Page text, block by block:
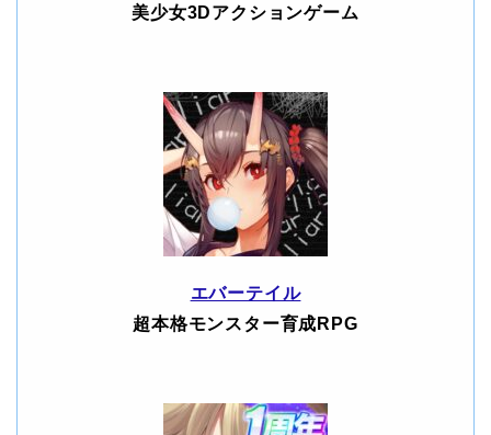
美少女3Dアクションゲーム
エバーテイル
超本格モンスター育成RPG